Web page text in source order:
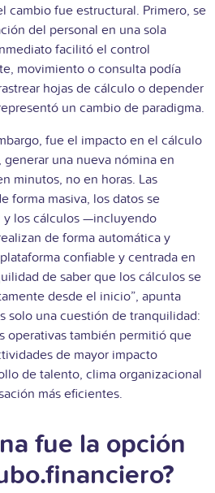
cambio fue estructural. Primero, se
del personal en una sola
facilitó el control
movimiento o consulta podía
hojas de cálculo o depender
un cambio de paradigma.
fue el impacto en el cálculo
una nueva nómina en
minutos, no en horas. Las
forma masiva, los datos se
y los cálculos —incluyendo
de forma automática y
confiable y centrada en
de saber que los cálculos se
desde el inicio”, apunta
solo una cuestión de tranquilidad:
operativas también permitió que
de mayor impacto
de talento, clima organizacional
más eficientes.
fue la opción